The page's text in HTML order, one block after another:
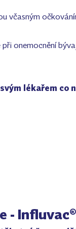
včasným
onemocnění
lékařem co
- Influvac®